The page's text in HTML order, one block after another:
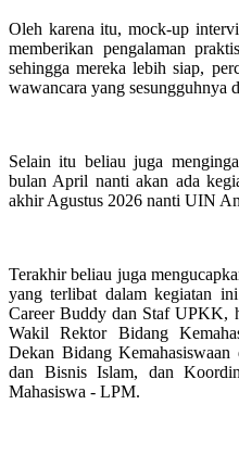
Oleh karena itu, mock-up
memberikan pengalaman
sehingga mereka lebih siap,
wawancara yang sesungguhnya
Selain itu beliau juga
bulan April nanti akan ada
akhir Agustus 2026 nanti UIN
Terakhir beliau juga
yang terlibat dalam kegiatan
Career Buddy dan Staf UPKK,
Wakil Rektor Bidang
Dekan Bidang
dan Bisnis Islam, dan
Mahasiswa - LPM.